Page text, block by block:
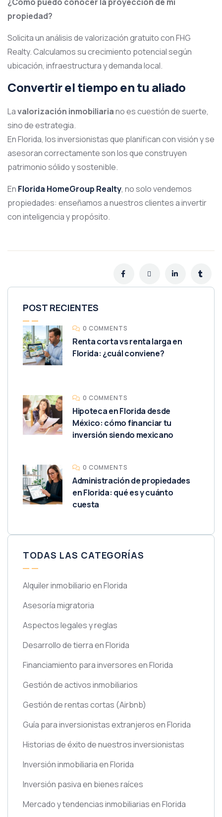
propiedad?
Solicita un análisis de valorización gratuito con FHG
Realty. Calculamos su crecimiento potencial según
ubicación, infraestructura y demanda local.
Convertir el tiempo en tu aliado
Lavalorización inmobiliariano es cuestión de suerte,
sino de estrategia.
En Florida, los inversionistas que planifican con visión y se
asesoran correctamente son los que construyen
patrimonio sólido y sostenible.
En Florida HomeGroup Realty, no solo vendemos
propiedades: enseñamos a nuestros clientes a invertir
con inteligencia y propósito.
POST RECIENTES
0 COMMENTS
Renta corta vs renta larga en
Florida: ¿cuál conviene?
0 COMMENTS
Hipoteca en Florida desde
México: cómo financiar tu
inversión siendo mexicano
0 COMMENTS
Administración de propiedades
en Florida: qué es y cuánto
cuesta
TODAS LAS CATEGORÍAS
Alquiler inmobiliario en Florida
Asesoría migratoria
Aspectos legales y reglas
Desarrollo de tierra en Florida
Financiamiento para inversores en Florida
Gestión de activos inmobiliarios
Gestión de rentas cortas (Airbnb)
Guía para inversionistas extranjeros en Florida
Historias de éxito de nuestros inversionistas
Inversión inmobiliaria en Florida
Inversión pasiva en bienes raíces
Mercado y tendencias inmobiliarias en Florida